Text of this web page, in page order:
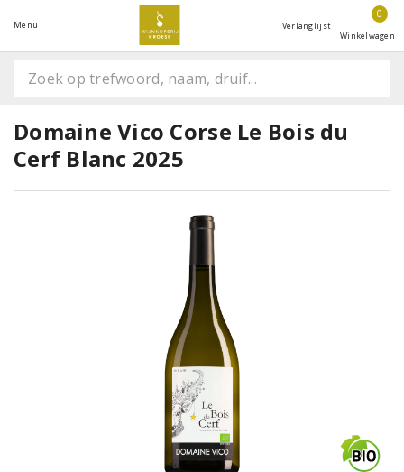
Menu Verlanglijst
0
Winkelwagen
Domaine Vico Corse Le Bois du
Cerf Blanc 2025